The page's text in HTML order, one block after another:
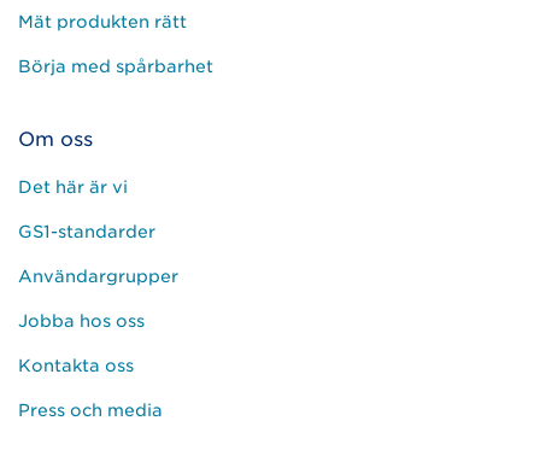
Mät produkten rätt
Börja med spårbarhet
Om oss
Det här är vi
GS1-standarder
Användargrupper
Jobba hos oss
Kontakta oss
Press och media